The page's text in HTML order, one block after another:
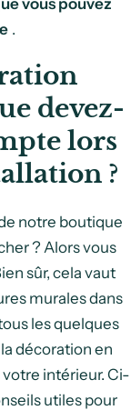
.
devez-
lors
?
notre boutique
? Alors vous
sûr, cela vaut
murales dans
les quelques
décoration en
intérieur. Ci-
utiles pour